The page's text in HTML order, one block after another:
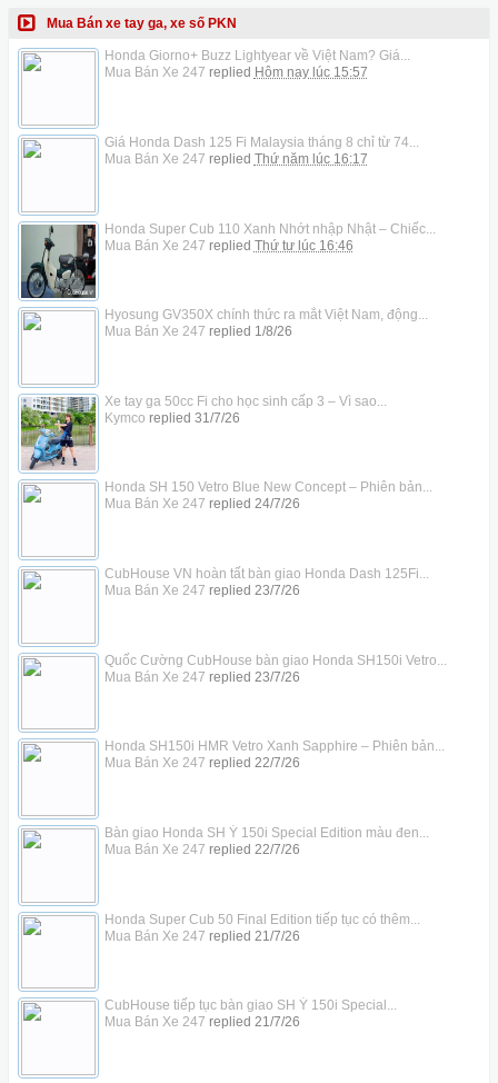
Mua Bán xe tay ga, xe số PKN
Honda Giorno+ Buzz Lightyear về Việt Nam? Giá...
Mua Bán Xe 247 replied Hôm nay lúc 15:57
Giá Honda Dash 125 Fi Malaysia tháng 8 chỉ từ 74...
Mua Bán Xe 247 replied Thứ năm lúc 16:17
Honda Super Cub 110 Xanh Nhớt nhập Nhật – Chiếc...
Mua Bán Xe 247 replied Thứ tư lúc 16:46
Hyosung GV350X chính thức ra mắt Việt Nam, động...
Mua Bán Xe 247 replied 1/8/26
Xe tay ga 50cc Fi cho học sinh cấp 3 – Vì sao...
Kymco replied 31/7/26
Honda SH 150 Vetro Blue New Concept – Phiên bản...
Mua Bán Xe 247 replied 24/7/26
CubHouse VN hoàn tất bàn giao Honda Dash 125Fi...
Mua Bán Xe 247 replied 23/7/26
Quốc Cường CubHouse bàn giao Honda SH150i Vetro...
Mua Bán Xe 247 replied 23/7/26
Honda SH150i HMR Vetro Xanh Sapphire – Phiên bản...
Mua Bán Xe 247 replied 22/7/26
Bàn giao Honda SH Ý 150i Special Edition màu đen...
Mua Bán Xe 247 replied 22/7/26
Honda Super Cub 50 Final Edition tiếp tục có thêm...
Mua Bán Xe 247 replied 21/7/26
CubHouse tiếp tục bàn giao SH Ý 150i Special...
Mua Bán Xe 247 replied 21/7/26